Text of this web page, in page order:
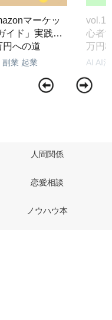
マーケッ
イド」実践
円への道
副業 起業
vol.1
心者
万円
AI AI
人間関係
恋愛相談
ノウハウ本